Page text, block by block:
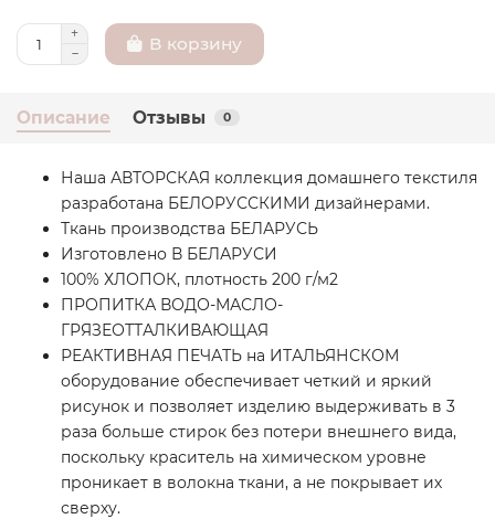
В корзину
Описание Отзывы 0
Наша АВТОРСКАЯ коллекция домашнего текстиля
разработана БЕЛОРУССКИМИ дизайнерами.
Ткань производства БЕЛАРУСЬ
Изготовлено В БЕЛАРУСИ
100% ХЛОПОК, плотность 200 г/м2
ПРОПИТКА ВОДО-МАСЛО-
ГРЯЗЕОТТАЛКИВАЮЩАЯ
РЕАКТИВНАЯ ПЕЧАТЬ на ИТАЛЬЯНСКОМ
оборудование обеспечивает четкий и яркий
рисунок и позволяет изделию выдерживать в 3
раза больше стирок без потери внешнего вида,
поскольку краситель на химическом уровне
проникает в волокна ткани, а не покрывает их
сверху.